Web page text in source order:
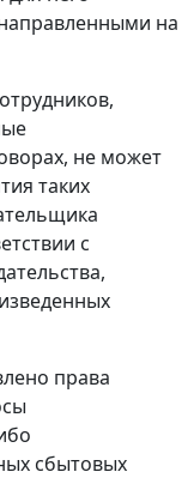
на
не может
таких
с
права
сбытовых